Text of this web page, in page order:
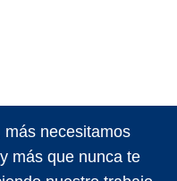
necesitamos
más que nunca te